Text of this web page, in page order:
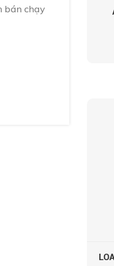
bán chạy